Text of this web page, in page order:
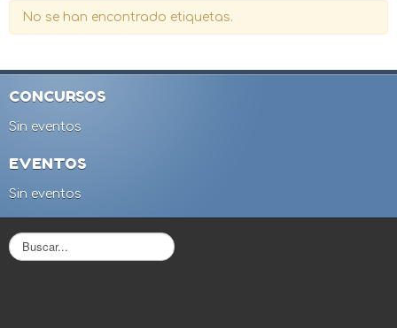
No se han encontrado etiquetas.
CONCURSOS
Sin eventos
EVENTOS
Sin eventos
B
u